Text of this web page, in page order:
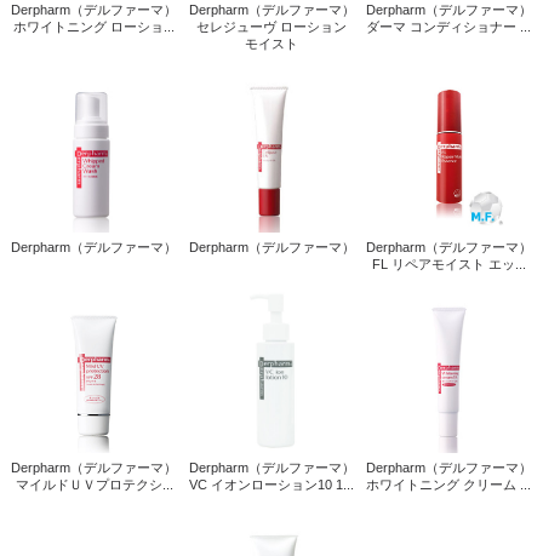
Derpharm（デルファーマ）
ホワイトニング ローショ...
Derpharm（デルファーマ）
セレジューヴ ローション
モイスト
Derpharm（デルファーマ）
ダーマ コンディショナー ...
Derpharm（デルファーマ） Derpharm（デルファーマ）
Derpharm（デルファーマ）
FL リペアモイスト エッ...
Derpharm（デルファーマ）
マイルドＵＶプロテクシ...
Derpharm（デルファーマ）
VC イオンローション10 1...
Derpharm（デルファーマ）
ホワイトニング クリーム ...